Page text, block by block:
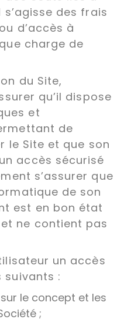
s’agisse des frais
d’accès à
charge de
du Site,
qu’il dispose
et
de
le Site et que son
accès sécurisé
s’assurer que
de son
est en bon état
ne contient pas
un accès
suivants :
le concept et les
;